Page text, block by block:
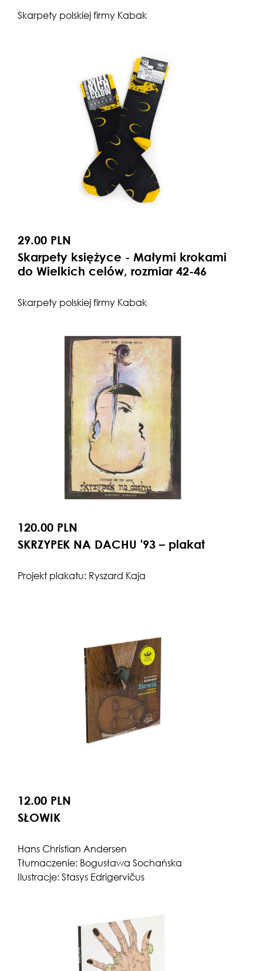
Skarpety polskiej firmy Kabak
29.00 PLN
Skarpety księżyce - Małymi krokami
do Wielkich celów, rozmiar 42-46
Skarpety polskiej firmy Kabak
120.00 PLN
SKRZYPEK NA DACHU '93 – plakat
Projekt plakatu: Ryszard Kaja
12.00 PLN
SŁOWIK
Hans Christian Andersen
Tłumaczenie: Bogusława Sochańska
Ilustracje: Stasys Edrigervičus